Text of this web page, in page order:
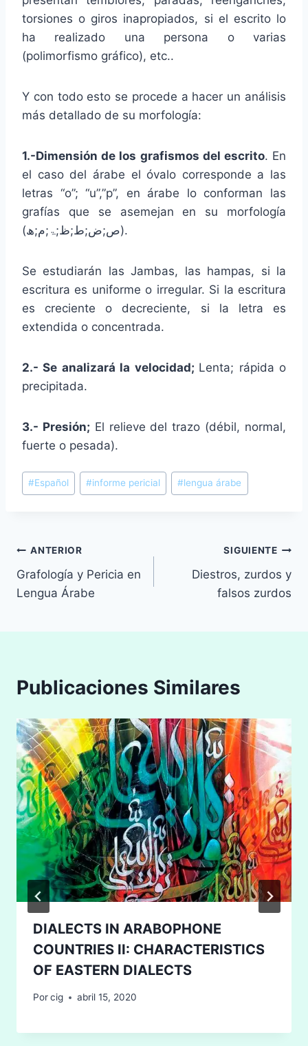
torsiones o giros inapropiados, si el escrito lo
ha realizado una persona o varias
(polimorfismo gráfico), etc..
Y con todo esto se procede a hacer un análisis
más detallado de su morfología:
1.-Dimensión de los grafismos del escrito. En
el caso del árabe el óvalo corresponde a las
letras “o”; “u”,”p”, en árabe lo conforman las
grafías que se asemejan en su morfología
(ص;ض;ط;ظ;ۃ;م;ھ).
Se estudiarán las Jambas, las hampas, si la
escritura es uniforme o irregular. Si la escritura
es creciente o decreciente, si la letra es
extendida o concentrada.
2.- Se analizará la velocidad; Lenta; rápida o
precipitada.
3.- Presión; El relieve del trazo (débil, normal,
fuerte o pesada).
Etiquetas
de
#Español #informe pericial #lengua árabe
Navegación
de
ANTERIOR
Grafología y Pericia en
Lengua Árabe
SIGUIENTE
Diestros, zurdos y
falsos zurdos
Publicaciones Similares
DIALECTS IN ARABOPHONE
COUNTRIES II: CHARACTERISTICS
OF EASTERN DIALECTS
Porcig abril 15, 2020